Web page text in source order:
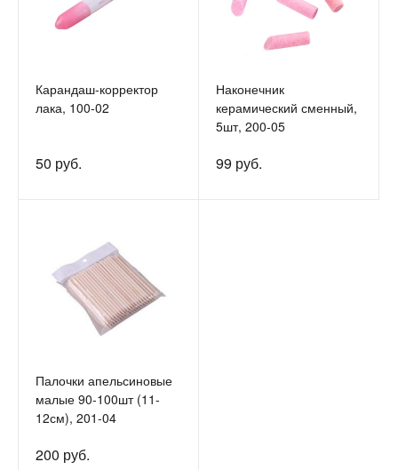
Карандаш-корректор
лака, 100-02
50 руб.
Наконечник
керамический сменный,
5шт, 200-05
99 руб.
Палочки апельсиновые
малые 90-100шт (11-
12см), 201-04
200 руб.